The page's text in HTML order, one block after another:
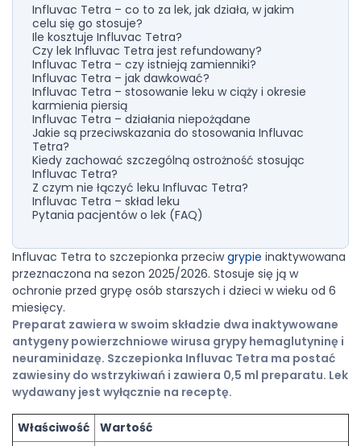
Influvac Tetra to szczepionka przeciwgrypie inaktywowana
przeznaczona na sezon 2025/2026. Stosuje się ją w
ochronie przed grypę osób starszych i dzieci w wieku od 6
miesięcy.
Preparat zawiera w swoim składzie dwa inaktywowane
antygeny powierzchniowe wirusa grypy hemaglutyninę i
neuraminidazę. Szczepionka Influvac Tetra ma postać
zawiesiny do wstrzykiwań i zawiera 0,5 ml preparatu. Lek
wydawany jest wyłącznie na receptę.
Właściwość
Wartość
Influvac Tetra – co to za lek, jak działa, w jakim
celu się go stosuje?
Ile kosztuje Influvac Tetra?
Czy lek Influvac Tetra jest refundowany?
Influvac Tetra – czy istnieją zamienniki?
Influvac Tetra – jak dawkować?
Influvac Tetra – stosowanie leku w ciąży i okresie
karmienia piersią
Influvac Tetra – działania niepożądane
Jakie są przeciwskazania do stosowania Influvac
Tetra?
Kiedy zachować szczególną ostrożność stosując
Influvac Tetra?
Z czym nie łączyć leku Influvac Tetra?
Influvac Tetra – skład leku
Pytania pacjentów o lek (FAQ)